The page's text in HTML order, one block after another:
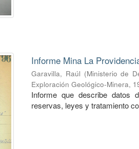
Informe Mina La
Garavilla, Raúl (Ministerio de
Exploración Geológico-Minera,
Informe que describe datos
reservas, leyes y tratamiento